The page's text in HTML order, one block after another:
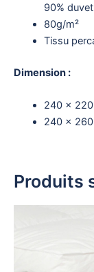
90%
80g/m²
Tissu
Dimension :
240 x 220
240 x 260
Produits